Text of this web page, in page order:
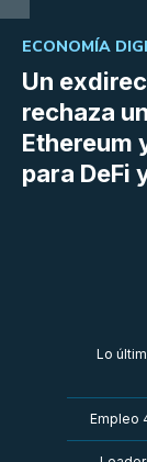
Un
rechaza
Ethereum
para DeFi
ECONOMÍA
Lo
Empleo